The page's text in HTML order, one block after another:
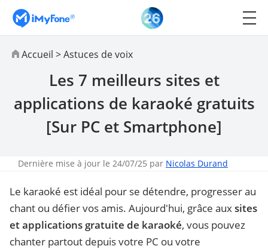
Accueil >Astuces de voix
Les 7 meilleurs sites et
applications de karaoké gratuits
[Sur PC et Smartphone]
Dernière mise à jour le 24/07/25 par Nicolas Durand
Le karaoké est idéal pour se détendre, progresser au
chant ou défier vos amis. Aujourd'hui, grâce auxsites
et applications gratuite de karaoké, vous pouvez
chanter partout depuis votre PC ou votre